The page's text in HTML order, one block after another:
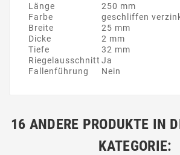
Länge
250 mm
Farbe
geschliffen
Breite
25 mm
Dicke
2 mm
Tiefe
32 mm
Riegelausschnitt Ja
Fallenführung
Nein
16 ANDERE PRODUKTE IN
KATEGORIE: